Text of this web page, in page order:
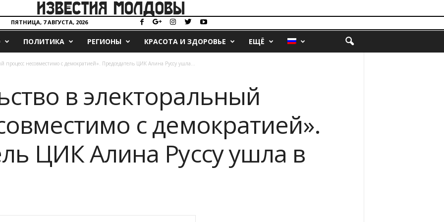
ПЯТНИЦА, 7 АВГУСТА, 2026
ПОЛИТИКА РЕГИОНЫ КРАСОТА И ЗДОРОВЬЕ ЕЩЁ
процесс несовместимо с демократией». Председатель ЦИК Алина Руссу ушла...
в электоральный
с демократией».
ЦИК Алина Руссу ушла в